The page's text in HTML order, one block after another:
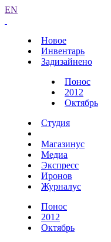
EN
Новое
Инвентарь
Задизайнено
Понос
2012
Октябрь
Студия
Магазинус
Медиа
Экспресс
Иронов
Журналус
Понос
2012
Октябрь